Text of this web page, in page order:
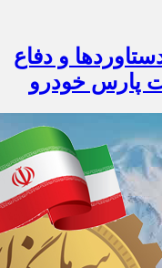
و دفاع
پارس خودرو